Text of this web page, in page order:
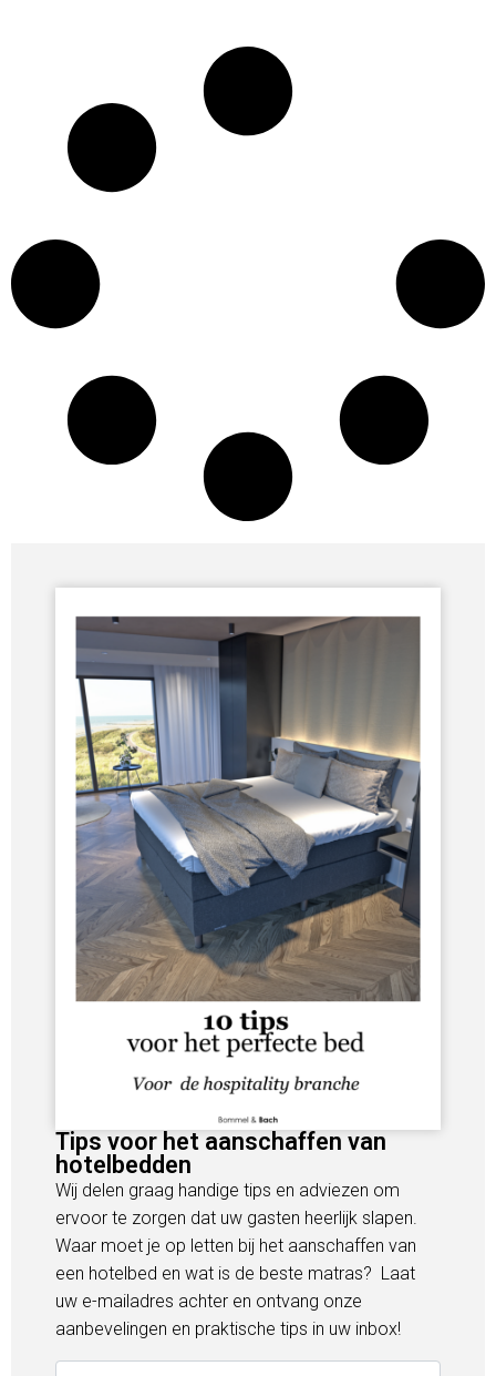
Tips voor het aanschaffen van
hotelbedden
Wij delen graag handige tips en adviezen om
ervoor te zorgen dat uw gasten heerlijk slapen.
Waar moet je op letten bij het aanschaffen van
een hotelbed en wat is de beste matras? Laat
uw e-mailadres achter en ontvang onze
aanbevelingen en praktische tips in uw inbox!